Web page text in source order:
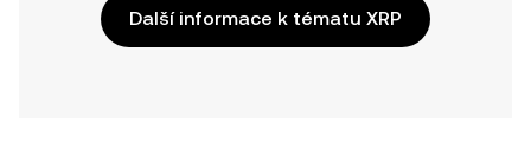
Další informace k tématu XRP